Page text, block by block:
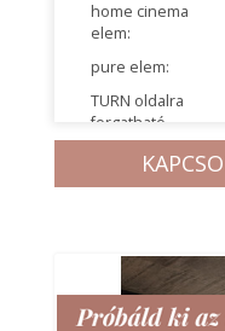
home cinema
elem:
pure elem:
TURN oldalra
forgatható
manuális elem:
GLIDER manuális
VARIO elektromos
ülésmélység
nyitási funkció: